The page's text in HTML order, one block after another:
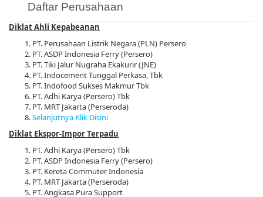
Daftar Perusahaan
Diklat Ahli Kepabeanan
PT. Perusahaan Listrik Negara (PLN) Persero
PT. ASDP Indonesia Ferry (Persero)
PT. Tiki Jalur Nugraha Ekakurir (JNE)
PT. Indocement Tunggal Perkasa, Tbk
PT. Indofood Sukses Makmur Tbk
PT. Adhi Karya (Persero) Tbk
PT. MRT Jakarta (Perseroda)
Selanjutnya Klik Disini
Diklat Ekspor-Impor Terpadu
PT. Adhi Karya (Persero) Tbk
PT. ASDP Indonesia Ferry (Persero)
PT. Kereta Commuter Indonesia
PT. MRT Jakarta (Perseroda)
PT. Angkasa Pura Support